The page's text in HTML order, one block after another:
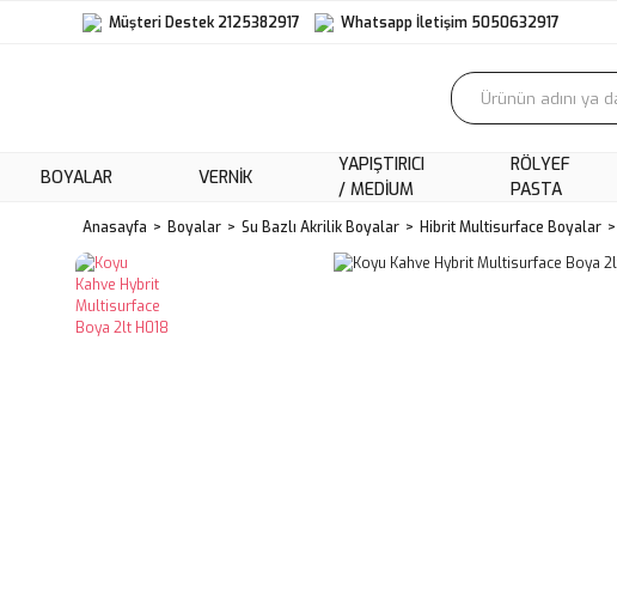
Müşteri Destek 2125382917 Whatsapp İletişim 5050632917
BOYALAR VERNIK
YAPIŞTIRICI
/ MEDIUM
RÖLYEF
PASTA
Anasayfa Boyalar Su Bazlı Akrilik Boyalar Hibrit Multisurface Boyalar